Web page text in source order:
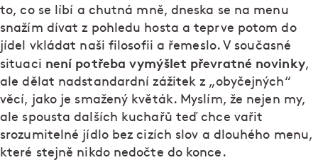
to, co se líbí a chutná mně, dneska se na menu
snažím dívat z pohledu hosta a teprve potom do
jídel vkládat naši filosofii a řemeslo. V současné
situaci není potřeba vymýšlet převratné novinky,
ale dělat nadstandardní zážitek z „obyčejných“
věcí, jako je smažený květák. Myslím, že nejen my,
ale spousta dalších kuchařů teď chce vařit
srozumitelné jídlo bez cizích slov a dlouhého menu,
které stejně nikdo nedočte do konce.